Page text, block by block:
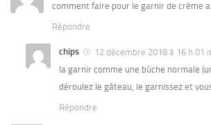
comment faire pour le garnir de crème
Répondre
chips
12 décembre 2018 à 16 h 01
la garnir comme une bûche normale
déroulez le gâteau, le garnissez et
Répondre